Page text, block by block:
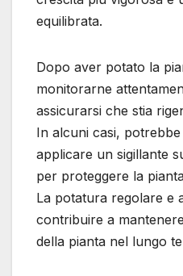
equilibrata.
Dopo aver potato la
monitorarne
assicurarsi che stia
In alcuni casi,
applicare un sigillante
per proteggere la
La potatura regolare e
contribuire a
della pianta nel lungo